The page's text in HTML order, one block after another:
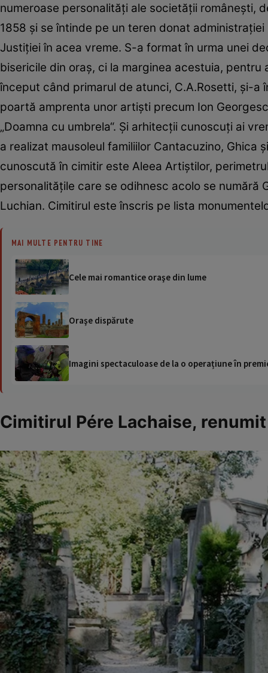
numeroase personalităţi ale societăţii româneşti,
1858 şi se întinde pe un teren donat
Justiţiei în acea vreme. S-a format în urma unei
bisericile din oraş, ci la marginea acestuia,
început când primarul de atunci, C.A.Rosetti, şi-
poartă amprenta unor artişti precum Ion
„Doamna cu umbrela“. Şi arhitecţii cunoscuţi ai
a realizat mausoleul familiilor Cantacuzino, Ghica
cunoscută în cimitir este Aleea Artiştilor,
personalităţile care se odihnesc acolo se numără
Luchian. Cimitirul este înscris pe lista
MAI MULTE PENTRU TINE
Cele mai romantice oraşe din lume
Oraşe dispărute
Imagini spectaculoase de la o operațiune în
Cimitirul Pére Lachaise,